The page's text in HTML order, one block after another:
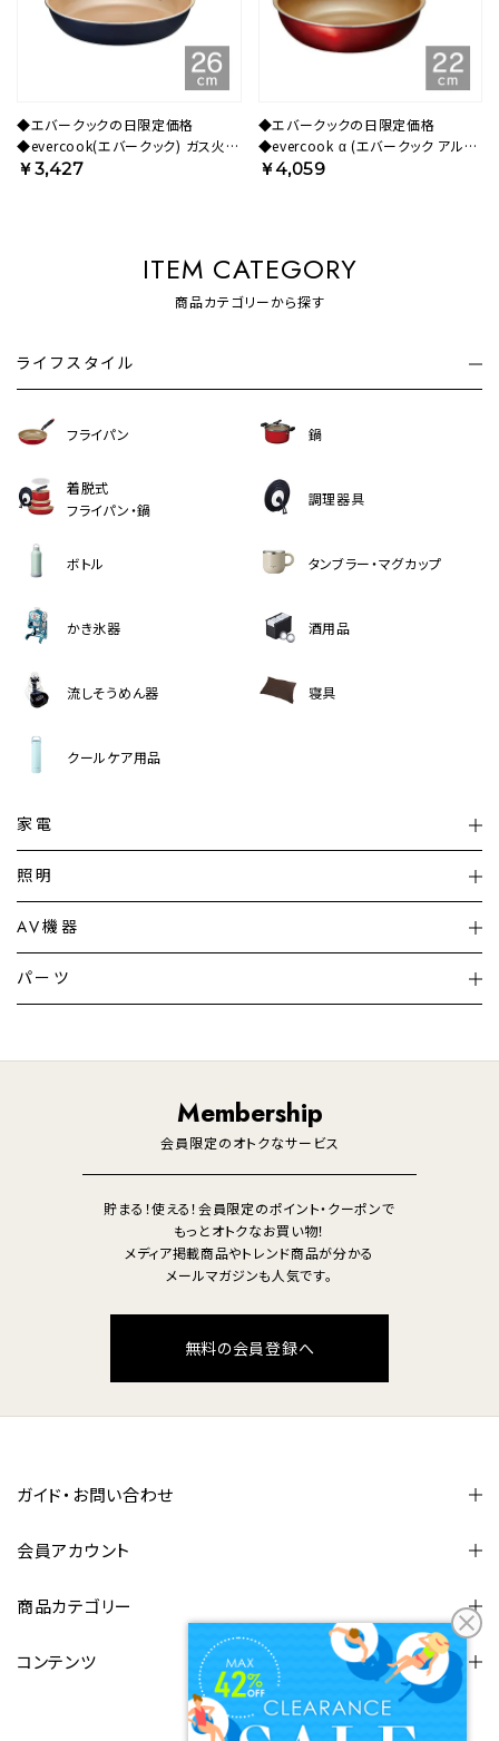
◆エバークックの日限定価格
◆evercook(エバークック) ガス火専
用 軽量 フライパン 26cm ネイビー
￥3,427
◆エバークックの日限定価格
◆evercook α (エバークック アルフ
ァ) IH対応 フライパン 22cm レッド
￥4,059
ITEM CATEGORY
商品カテゴリーから探す
ライフスタイル
フライパン 鍋
着脱式
フライパン・鍋
調理器具
ボトル タンブラー・マグカップ
かき氷器 酒用品
流しそうめん器 寝具
クールケア用品
家電
加湿器・空気清浄機
暖房機 掃除機
調理家電 生活家電
照明
シーリングライト
デスクライト
AV機器
テレビ
パーツ
Membership
会員限定のオトクなサービス
貯まる！使える！会員限定のポイント・クーポンで
もっとオトクなお買い物！
メディア掲載商品やトレンド商品が分かる
メールマガジンも人気です。
無料の会員登録へ
ガイド・お問い合わせ
会員アカウント
商品カテゴリー
コンテンツ
FOLLOW US